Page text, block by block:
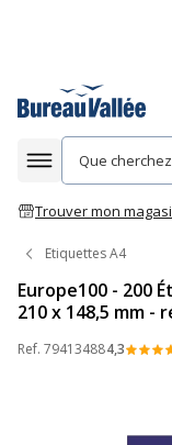
Afficher la
Trouver mon
Etiquettes A4
Europe100 - 200
210 x 148,5 mm -
Ref. 794134884,3